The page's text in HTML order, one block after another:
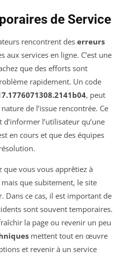
de Service
rencontrent des erreurs
aux services en ligne. C’est une
que des efforts sont
rapidement. Un code
, peut
de l’issue rencontrée. Ce
l’utilisateur qu’une
en cours et que des équipes
vous vous apprêtiez à
que subitement, le site
Dans ce cas, il est important de
sont souvent temporaires.
la page ou revenir un peu
mettent tout en œuvre
et revenir à un service